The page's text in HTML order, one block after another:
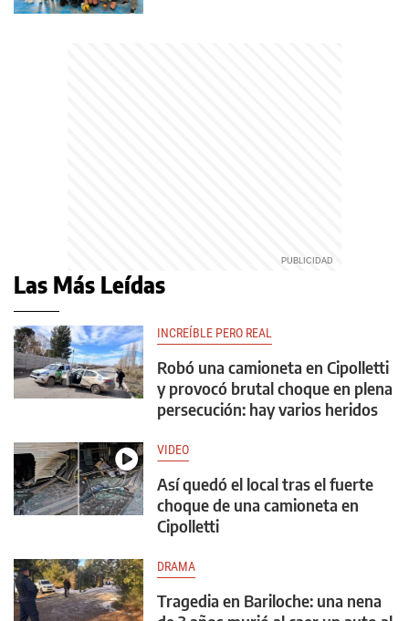
Las Más Leídas
INCREÍBLE PERO REAL
Robó una camioneta en Cipolletti
y provocó brutal choque en plena
persecución: hay varios heridos
VIDEO
Así quedó el local tras el fuerte
choque de una camioneta en
Cipolletti
DRAMA
Tragedia en Bariloche: una nena